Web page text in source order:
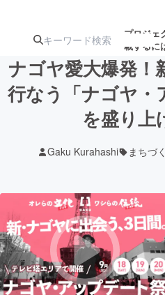
プロジェ
載するに
注目のリ 注目の新着プ
テクノロジー・ガジェ
映像・映画
ナゴヤ愛大爆発！
行なう「ナゴヤ・
を盛り上
Gaku Kurahashi まちづ